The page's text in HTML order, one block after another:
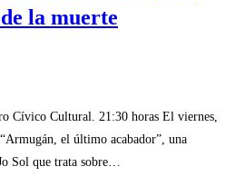
la muerte
Cívico Cultural. 21:30 horas El viernes,
el último acabador”, una
Sol que trata sobre…